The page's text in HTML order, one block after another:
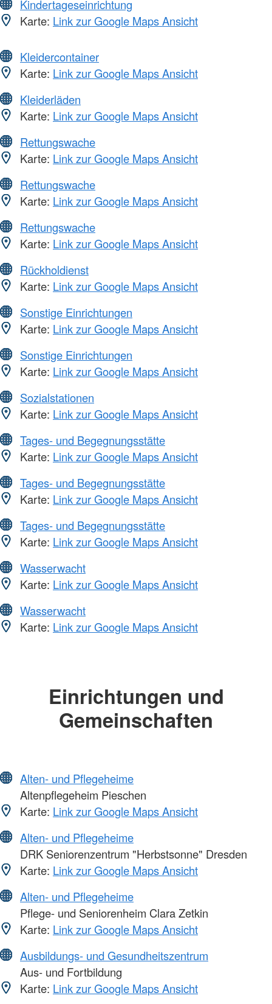
Kindertageseinrichtung
Karte: Link zur Google Maps Ansicht
Kleidercontainer
Karte: Link zur Google Maps Ansicht
Kleiderläden
Karte: Link zur Google Maps Ansicht
Rettungswache
Karte: Link zur Google Maps Ansicht
Rettungswache
Karte: Link zur Google Maps Ansicht
Rettungswache
Karte: Link zur Google Maps Ansicht
Rückholdienst
Karte: Link zur Google Maps Ansicht
Sonstige Einrichtungen
Karte: Link zur Google Maps Ansicht
Sonstige Einrichtungen
Karte: Link zur Google Maps Ansicht
Sozialstationen
Karte: Link zur Google Maps Ansicht
Tages- und Begegnungsstätte
Karte: Link zur Google Maps Ansicht
Tages- und Begegnungsstätte
Karte: Link zur Google Maps Ansicht
Tages- und Begegnungsstätte
Karte: Link zur Google Maps Ansicht
Wasserwacht
Karte: Link zur Google Maps Ansicht
Wasserwacht
Karte: Link zur Google Maps Ansicht
Einrichtungen und
Gemeinschaften
Alten- und Pflegeheime
Altenpflegeheim Pieschen
Karte: Link zur Google Maps Ansicht
Alten- und Pflegeheime
DRK Seniorenzentrum "Herbstsonne" Dresden
Karte: Link zur Google Maps Ansicht
Alten- und Pflegeheime
Pflege- und Seniorenheim Clara Zetkin
Karte: Link zur Google Maps Ansicht
Ausbildungs- und Gesundheitszentrum
Aus- und Fortbildung
Karte: Link zur Google Maps Ansicht